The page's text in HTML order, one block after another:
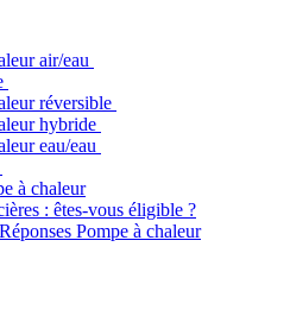
air/eau
réversible
hybride
eau/eau
à chaleur
: êtes-vous éligible ?
Pompe à chaleur